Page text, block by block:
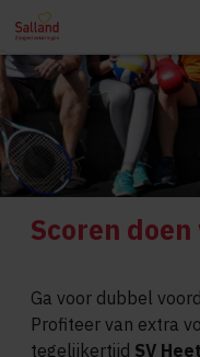
Scoren
Ga voor dubbel
Profiteer van extra
tegelijkertijd SV